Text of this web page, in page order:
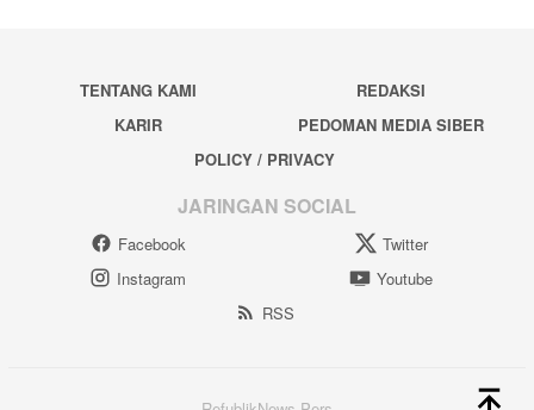
TENTANG KAMI
REDAKSI
KARIR
PEDOMAN MEDIA SIBER
POLICY / PRIVACY
JARINGAN SOCIAL
Facebook
Twitter
Instagram
Youtube
RSS